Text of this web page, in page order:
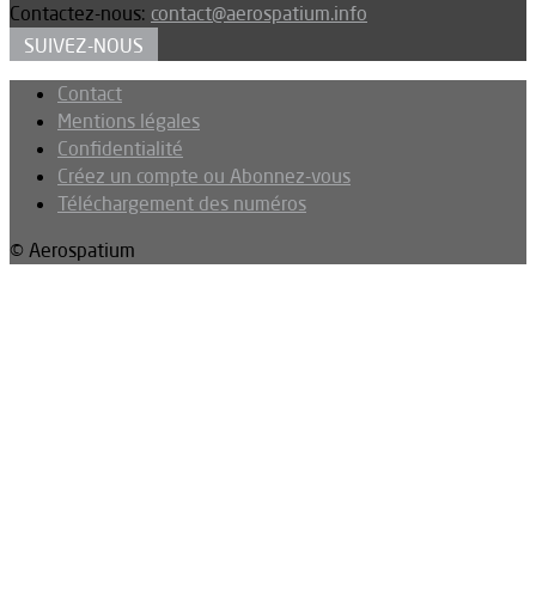
Contactez-nous: contact@aerospatium.info
SUIVEZ-NOUS
Contact
Mentions légales
Confidentialité
Créez un compte ou Abonnez-vous
Téléchargement des numéros
© Aerospatium